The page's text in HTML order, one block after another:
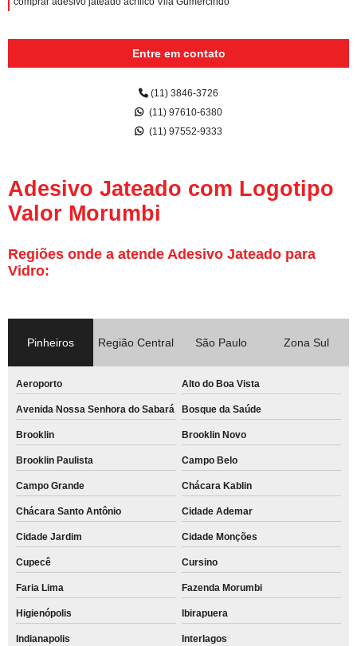
Entre em contato
(11) 3846-3726
(11) 97610-6380
(11) 97552-9333
Adesivo Jateado com Logotipo
Valor Morumbi
Regiões onde a atende Adesivo Jateado para
Vidro:
Pinheiros Região Central São Paulo Zona Sul
Aeroporto Alto do Boa Vista
Avenida Nossa Senhora do Sabará Bosque da Saúde
Brooklin Brooklin Novo
Brooklin Paulista Campo Belo
Campo Grande Chácara Kablin
Chácara Santo Antônio Cidade Ademar
Cidade Jardim Cidade Monções
Cupecê Cursino
Faria Lima Fazenda Morumbi
Higienópolis Ibirapuera
Indianapolis Interlagos